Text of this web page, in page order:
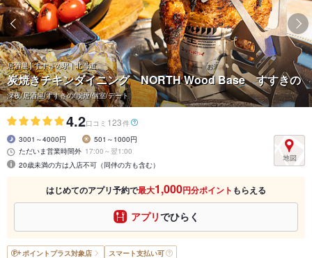
居酒屋 | すすきの駅 | 北海道
炭焼きチキンダイニング NORTH Wood Base すすきの
深夜/居酒屋/すすきの/喫煙/個室/デート
4.2口コミ 123件
3001～4000円
501～1000円
ただいま営業時間外 17:00～翌1:00
20歳未満の方は入店不可（同伴の方も含む）
はじめてのアプリ予約で最大1,000円分ポイント もらえる
アプリでひらく
ポイントプラス対象店
スマート支払い可